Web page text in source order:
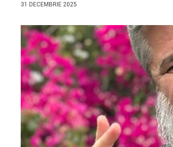
31 DECEMBRIE 2025